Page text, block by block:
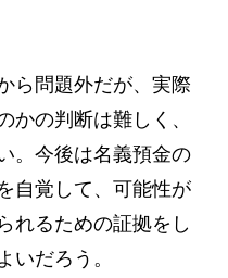
ら問題外だが、実際
かの判断は難しく、
。今後は名義預金の
自覚して、可能性が
れるための証拠をし
いだろう。